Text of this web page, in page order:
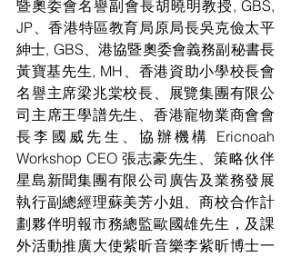
暨奧委會名譽副會長胡曉明教授, GBS,
JP、香港特區教育局原局長吳克儉太平
紳士, GBS、港協暨奧委會義務副秘書長
黃寶基先生, MH、香港資助小學校長會
名譽主席梁兆棠校長、展覽集團有限公
司主席王學譜先生、香港寵物業商會會
長李國威先生、協辦機構 Ericnoah
Workshop CEO 張志豪先生、策略伙伴
星島新聞集團有限公司廣告及業務發展
執行副總經理蘇美芳小姐、商校合作計
劃夥伴明報市務總監歐國雄先生，及課
外活動推廣大使紫昕音樂李紫昕博士一